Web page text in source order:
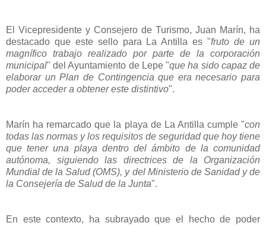
El Vicepresidente y Consejero de Turismo, Juan Marín, ha
destacado que este sello para La Antilla es "fruto de un
magnífico trabajo realizado por parte de la corporación
municipal" del Ayuntamiento de Lepe "que ha sido capaz de
elaborar un Plan de Contingencia que era necesario para
poder acceder a obtener este distintivo".
Marín ha remarcado que la playa de La Antilla cumple "con
todas las normas y los requisitos de seguridad que hoy tiene
que tener una playa dentro del ámbito de la comunidad
autónoma, siguiendo las directrices de la Organización
Mundial de la Salud (OMS), y del Ministerio de Sanidad y de
la Consejería de Salud de la Junta".
En este contexto, ha subrayado que el hecho de poder